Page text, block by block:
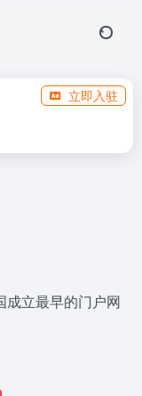
立即入驻
成立最早的门户网